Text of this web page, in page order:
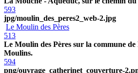
593
jpg/moulin_des_peres2_web-2.jpg
Le Moulin des Pères
513
Le Moulin des Pères sur la commune
Moulins.
594
png/ouvrage_catherinet_couverture-